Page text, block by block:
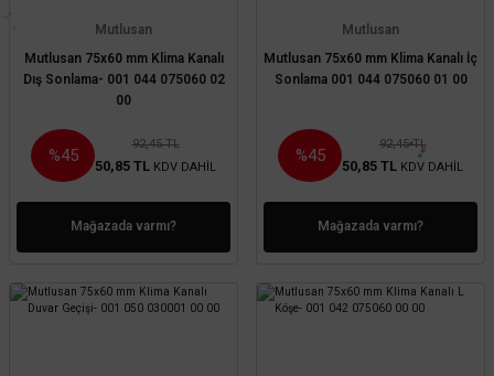
Mutlusan
Mutlusan 75x60 mm Klima Kanalı
Dış Sonlama- 001 044 075060 02
00
%45
92,45 TL
50,85 TL KDV DAHİL
Mağazada varmı?
Mutlusan
Mutlusan 75x60 mm Klima Kanalı İç
Sonlama 001 044 075060 01 00
%45
92,45 TL
50,85 TL KDV DAHİL
Mağazada varmı?